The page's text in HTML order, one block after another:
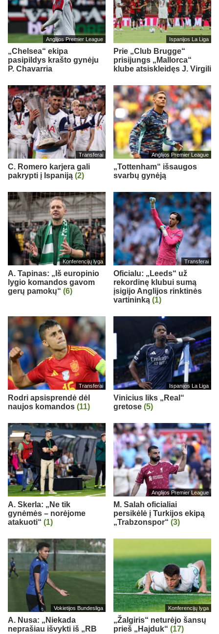
Anglijos Premier League
„Chelsea“ ekipa
pasipildys krašto gynėju
P. Chavarria
Ispanijos La Liga
Prie „Club Brugge“
prisijungs „Mallorca“
klube atsiskleidęs J. Virgili
Transferai
C. Romero karjera gali
pakrypti į Ispaniją (2)
Anglijos Premier League
„Tottenham“ išsaugos
svarbų gynėją
Konferencijų lyga
A. Tapinas: „Iš europinio
lygio komandos gavom
gerų pamokų“ (6)
Transferai
Oficialu: „Leeds“ už
rekordinę klubui sumą
įsigijo Anglijos rinktinės
vartininką (1)
Transferai
Rodri apsisprendė dėl
naujos komandos (11)
Ispanijos La Liga
Vinicius liks „Real“
gretose (5)
A. Skerla: „Ne tik
gynėmės – norėjome
atakuoti“ (1)
Anglijos Premier League
M. Salah oficialiai
persikėlė į Turkijos ekipą
„Trabzonspor“ (3)
Vokietijos Bundesliga
A. Nusa: „Niekada
neprašiau išvykti iš „RB
Konferencijų lyga
„Žalgiris“ neturėjo šansų
prieš „Hajduk“ (17)